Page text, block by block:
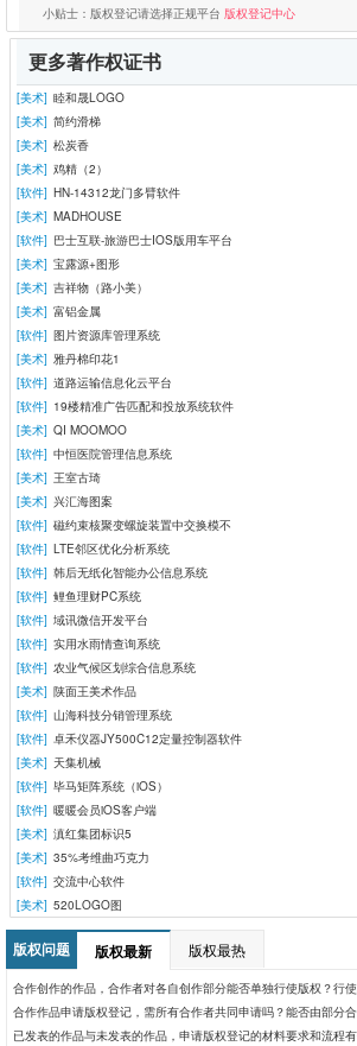
小贴士：版权登记请选择正规平台 版权登记中心
更多著作权证书
[美术] 睦和晟LOGO
[美术] 简约滑梯
[美术] 松炭香
[美术] 鸡精（2）
[软件] HN-14312龙门多臂软件
[美术] MADHOUSE
[软件] 巴士互联-旅游巴士IOS版用车平台
[美术] 宝露源+图形
[美术] 吉祥物（路小美）
[美术] 富铝金属
[软件] 图片资源库管理系统
[美术] 雅丹棉印花1
[软件] 道路运输信息化云平台
[软件] 19楼精准广告匹配和投放系统软件
[美术] QI MOOMOO
[软件] 中恒医院管理信息系统
[美术] 王室古琦
[美术] 兴汇海图案
[软件] 磁约束核聚变螺旋装置中交换模不
[软件] LTE邻区优化分析系统
[软件] 韩后无纸化智能办公信息系统
[软件] 鲤鱼理财PC系统
[软件] 域讯微信开发平台
[软件] 实用水雨情查询系统
[软件] 农业气候区划综合信息系统
[美术] 陕面王美术作品
[软件] 山海科技分销管理系统
[软件] 卓禾仪器JY500C12定量控制器软件
[美术] 天集机械
[软件] 毕马矩阵系统（iOS）
[软件] 暖暖会员iOS客户端
[美术] 滇红集团标识5
[美术] 35%考维曲巧克力
[软件] 交流中心软件
[美术] 520LOGO图
版权问题 版权最新 版权最热
合作创作的作品，合作者对各自创作部分能否单独行使版权？行
合作作品申请版权登记，需所有合作者共同申请吗？能否由部分
已发表的作品与未发表的作品，申请版权登记的材料要求和流程